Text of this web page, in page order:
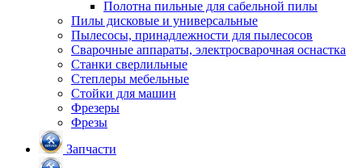
Полотна пильные для сабельной пилы
Пилы дисковые и универсальные
Пылесосы, принадлежности для пылесосов
Сварочные аппараты, электросварочная оснастка
Станки сверлильные
Степлеры мебельные
Стойки для машин
Фрезеры
Фрезы
Запчасти